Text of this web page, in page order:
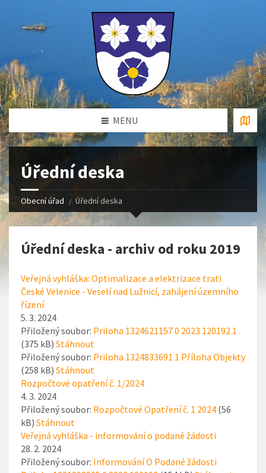
MENU
Úřední deska
Obecní úřad Úřední deska
Úřední deska - archiv od roku 2019
Veřejná vyhláška: Optimalizace a elektrizace trati
České Velenice - Veselí nad Lužnicí, zahájení územního
řízení
5. 3. 2024
Přiložený soubor: Priloha 1324621157 0 2023 120192 1
(375 kB) Stáhnout
Přiložený soubor: Priloha 1324833691 1 Příloha Objekty
(258 kB) Stáhnout
Rozpočtové opatření č. 1/2024
4. 3. 2024
Přiložený soubor: Rozpočtové Opatření č. 1 2024 (56
kB) Stáhnout
Veřejná vyhláška - informování o podané žádosti
28. 2. 2024
Přiložený soubor: Informování O Podané žádosti